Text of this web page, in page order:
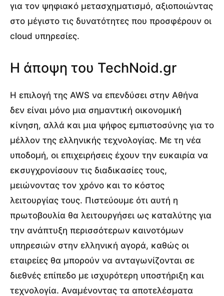
για τον ψηφιακό μετασχηματισμό, αξιοποιώντας
στο μέγιστο τις δυνατότητες που προσφέρουν οι
cloud υπηρεσίες.
Η άποψη του TechNoid.gr
Η επιλογή της AWS να επενδύσει στην Αθήνα
δεν είναι μόνο μια σημαντική οικονομική
κίνηση, αλλά και μια ψήφος εμπιστοσύνης για το
μέλλον της ελληνικής τεχνολογίας. Με τη νέα
υποδομή, οι επιχειρήσεις έχουν την ευκαιρία να
εκσυγχρονίσουν τις διαδικασίες τους,
μειώνοντας τον χρόνο και το κόστος
λειτουργίας τους. Πιστεύουμε ότι αυτή η
πρωτοβουλία θα λειτουργήσει ως καταλύτης για
την ανάπτυξη περισσότερων καινοτόμων
υπηρεσιών στην ελληνική αγορά, καθώς οι
εταιρείες θα μπορούν να ανταγωνίζονται σε
διεθνές επίπεδο με ισχυρότερη υποστήριξη και
τεχνολογία. Αναμένοντας τα αποτελέσματα